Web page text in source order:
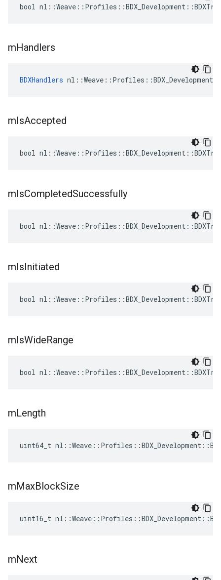
bool
mHandlers
BDXHandlers
mIsAccepted
bool
mIsCompletedSuccessfully
bool
mIsInitiated
bool
mIsWideRange
bool
mLength
uint64_t
mMaxBlockSize
uint16_t
mNext